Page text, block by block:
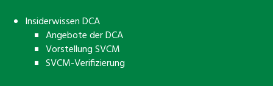
Insiderwissen DCA
Angebote der DCA
Vorstellung SVCM
SVCM-Verifizierung